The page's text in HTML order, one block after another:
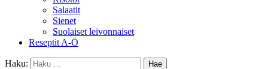
Salaatit
Sienet
Suolaiset leivonnaiset
Reseptit A-Ö
Haku: